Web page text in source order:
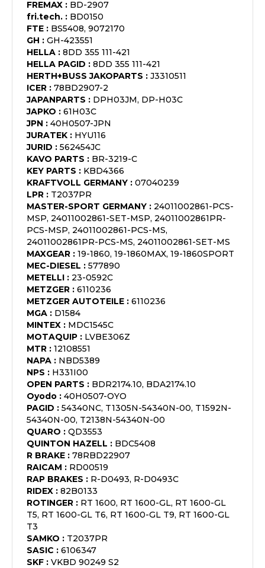
FREMAX : BD-2907
fri.tech. : BD0150
FTE : BS5408, 9072170
GH : GH-423551
HELLA : 8DD 355 111-421
HELLA PAGID : 8DD 355 111-421
HERTH+BUSS JAKOPARTS : J3310511
ICER : 78BD2907-2
JAPANPARTS : DPH03JM, DP-H03C
JAPKO : 61H03C
JPN : 40H0507-JPN
JURATEK : HYU116
JURID : 562454JC
KAVO PARTS : BR-3219-C
KEY PARTS : KBD4366
KRAFTVOLL GERMANY : 07040239
LPR : T2037PR
MASTER-SPORT GERMANY : 24011002861-PCS-
MSP, 24011002861-SET-MSP, 24011002861PR-
PCS-MSP, 24011002861-PCS-MS,
24011002861PR-PCS-MS, 24011002861-SET-MS
MAXGEAR : 19-1860, 19-1860MAX, 19-1860SPORT
MEC-DIESEL : 577890
METELLI : 23-0592C
METZGER : 6110236
METZGER AUTOTEILE : 6110236
MGA : D1584
MINTEX : MDC1545C
MOTAQUIP : LVBE306Z
MTR : 12108551
NAPA : NBD5389
NPS : H331I00
OPEN PARTS : BDR2174.10, BDA2174.10
Oyodo : 40H0507-OYO
PAGID : 54340NC, T1305N-54340N-00, T1592N-
54340N-00, T2138N-54340N-00
QUARO : QD3553
QUINTON HAZELL : BDC5408
R BRAKE : 78RBD22907
RAICAM : RD00519
RAP BRAKES : R-D0493, R-D0493C
RIDEX : 82B0133
ROTINGER : RT 1600, RT 1600-GL, RT 1600-GL
T5, RT 1600-GL T6, RT 1600-GL T9, RT 1600-GL
T3
SAMKO : T2037PR
SASIC : 6106347
SKF : VKBD 90249 S2